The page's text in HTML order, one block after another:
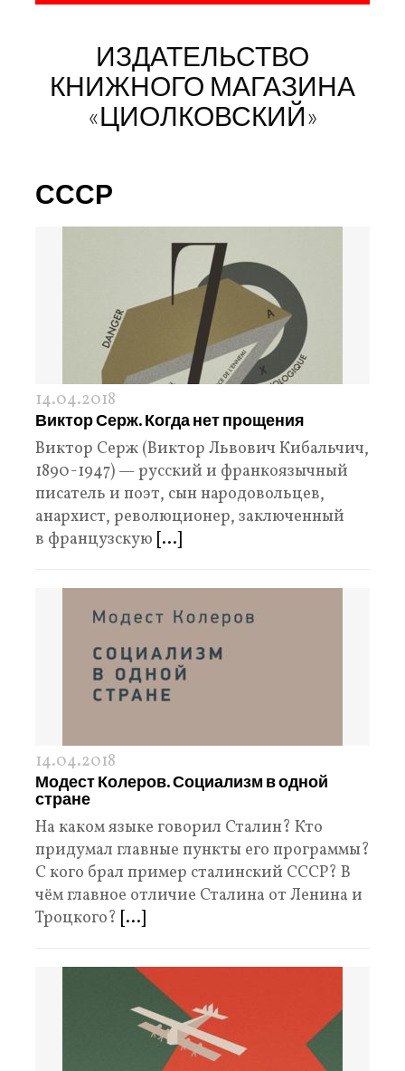
ИЗДАТЕЛЬСТВО
КНИЖНОГО МАГАЗИНА
«ЦИОЛКОВСКИЙ»
СССР
14.04.2018
Виктор Серж. Когда нет прощения
Виктор Серж (Виктор Львович Кибальчич,
1890-1947) — русский и франкоязычный
писатель и поэт, сын народовольцев,
анархист, революционер, заключенный
в французскую [...]
14.04.2018
Модест Колеров. Социализм в одной
стране
На каком языке говорил Сталин? Кто
придумал главные пункты его программы?
С кого брал пример сталинский СССР? В
чём главное отличие Сталина от Ленина и
Троцкого? [...]